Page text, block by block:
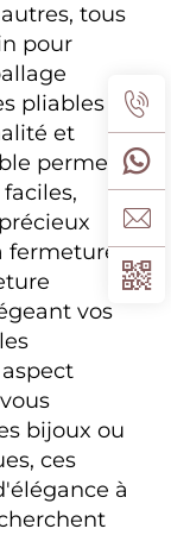
tous
pour
pliables
et
permet
fermeture
vos
bijoux ou
ces
à